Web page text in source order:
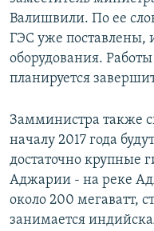
СПОРТ
МИР
БЛОГИ
ГОЛОСА
ЧИТАЕМ ПРЕССУ
АРХИВ РАДИОПРОГРАММЫ
Все сайты РСЕ/РС
Валишвили. По ее
ГЭС уже поставлены,
оборудования.
планируется
Замминистра также
началу 2017 года
достаточно крупные
Аджарии - на реке
около 200 мегаватт,
занимается